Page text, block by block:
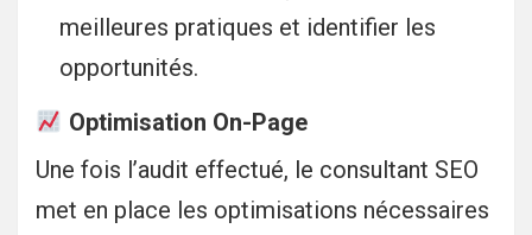
meilleures pratiques et identifier les
opportunités.
Optimisation On-Page
Une fois l’audit effectué, le consultant SEO
met en place les optimisations nécessaires